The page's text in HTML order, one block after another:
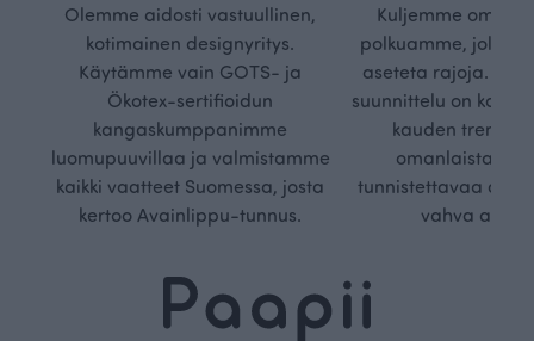
Olemme aidosti vastuullinen,
kotimainen designyritys.
Käytämme vain GOTS- ja
Ökotex-sertifioidun
kangaskumppanimme
luomupuuvillaa ja valmistamme
kaikki vaatteet Suomessa, josta
kertoo Avainlippu-tunnus.
Kuljemme omaa,
polkuamme, jolla
aseteta rajoja.
suunnittelu on
kauden
omanlaista,
tunnistettavaa
vahva